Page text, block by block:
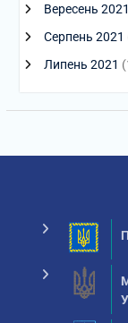
Вересень 2021
Серпень 2021
Липень 2021